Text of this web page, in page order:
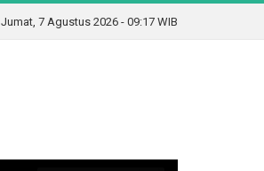
Jumat, 7 Agustus 2026 - 09:17 WIB